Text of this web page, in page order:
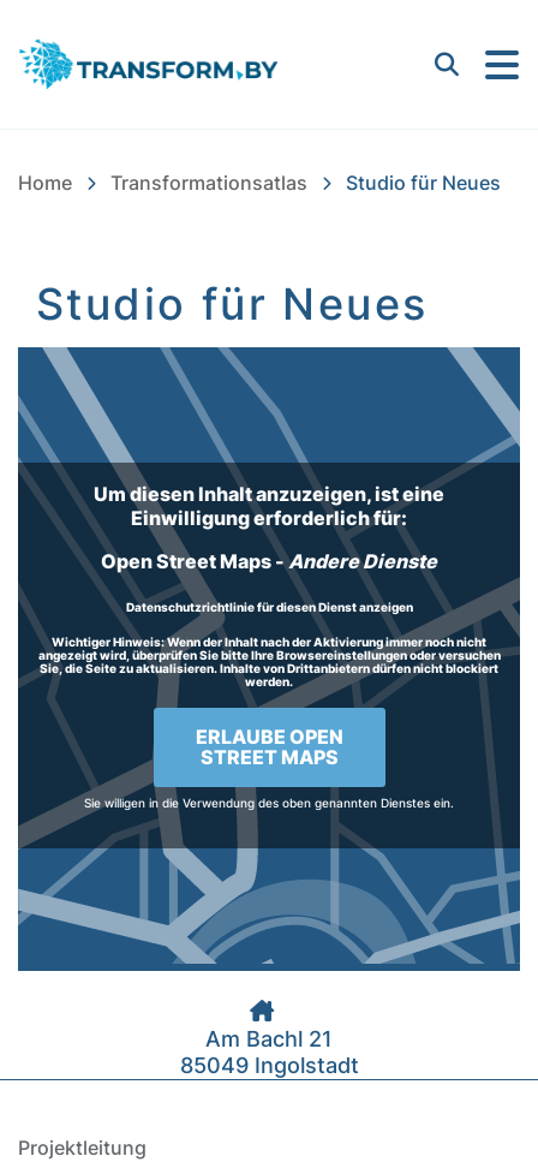
Bayern Innovativ GmbH
Suchen
Home Transformationsatlas Studio für Neues
Studio für Neues
Inhalt
Um diesen Inhalt anzuzeigen, ist eine
Einwilligung erforderlich für:
Open Street Maps -Andere Dienste
Datenschutzrichtlinie für diesen Dienst anzeigen
Wichtiger Hinweis:Wenn der Inhalt nach der Aktivierung immer noch nicht
angezeigt wird, überprüfen Sie bitte Ihre Browsereinstellungen oder versuchen
Sie, die Seite zu aktualisieren. Inhalte von Drittanbietern dürfen nicht blockiert
werden.
ERLAUBE OPEN
STREET MAPS
Sie willigen in die Verwendung des oben genannten Dienstes ein.
Am Bachl 21
85049 Ingolstadt
Projektleitung